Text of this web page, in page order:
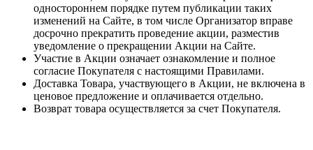
одностороннем порядке путем публикации таких
изменений на Сайте, в том числе Организатор вправе
досрочно прекратить проведение акции, разместив
уведомление о прекращении Акции на Сайте.
Участие в Акции означает ознакомление и полное
согласие Покупателя с настоящими Правилами.
Доставка Товара, участвующего в Акции, не включена в
ценовое предложение и оплачивается отдельно.
Возврат товара осуществляется за счет Покупателя.